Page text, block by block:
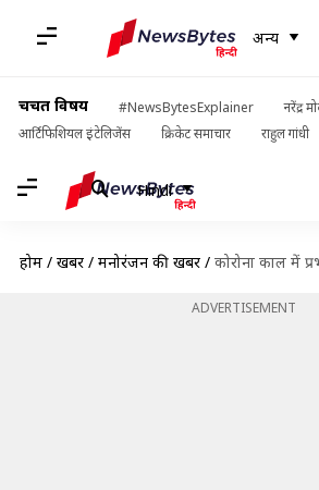
अन्य
चर्चित विषय #NewsBytesExplainer
नरेंद्र
आर्टिफिशियल इंटेलिजेंस
क्रिकेट समाचार राहुल गांधी
Hindi
होम / खबरें / मनोरंजन की खबरें / कोरोना काल में प्रभास के फैंस ने
ADVERTISEMENT